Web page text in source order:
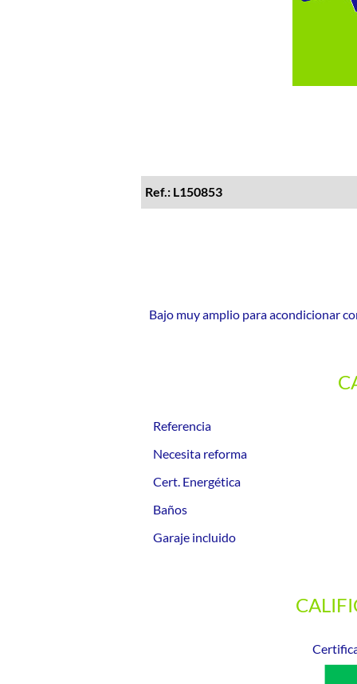
Ref.: L150853
Bajo muy amplio para acondicionar
Referencia
Necesita reforma
Cert. Energética
Baños
Garaje incluido